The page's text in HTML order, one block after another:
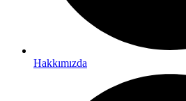
Hakkımızda